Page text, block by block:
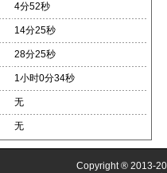
4分52秒
14分25秒
28分25秒
1小时0分34秒
无
无
Copyright ® 2013-